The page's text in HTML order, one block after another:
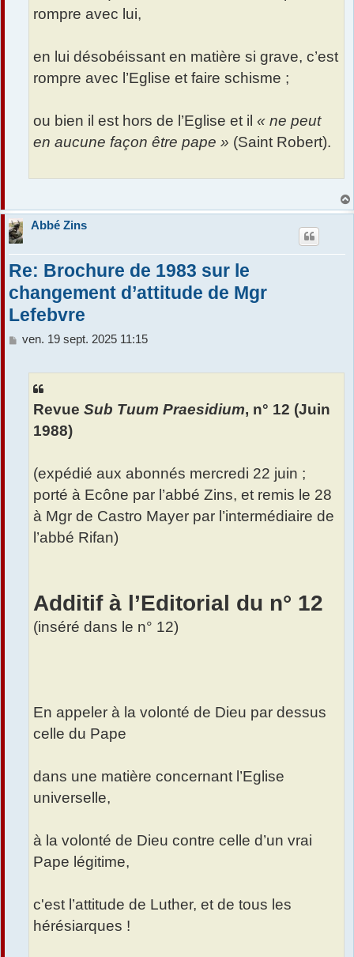
rompre avec lui,
en lui désobéissant en matière si grave, c’est
rompre avec l’Eglise et faire schisme ;
ou bien il est hors de l’Eglise et il « ne peut
en aucune façon être pape » (Saint Robert).
Abbé Zins
Re: Brochure de 1983 sur le
changement d’attitude de Mgr
Lefebvre
M
ven. 19 sept. 2025 11:15
Revue Sub Tuum Praesidium, n° 12 (Juin
1988)
(expédié aux abonnés mercredi 22 juin ;
porté à Ecône par l’abbé Zins, et remis le 28
à Mgr de Castro Mayer par l’intermédiaire de
l’abbé Rifan)
Additif à l’Editorial du n° 12
(inséré dans le n° 12)
En appeler à la volonté de Dieu par dessus
celle du Pape
dans une matière concernant l’Eglise
universelle,
à la volonté de Dieu contre celle d’un vrai
Pape légitime,
c'est l’attitude de Luther, et de tous les
hérésiarques !